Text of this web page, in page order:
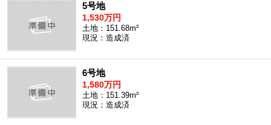
5号地
1,530万円
土地：151.68m²
現況：造成済
6号地
1,580万円
土地：151.39m²
現況：造成済